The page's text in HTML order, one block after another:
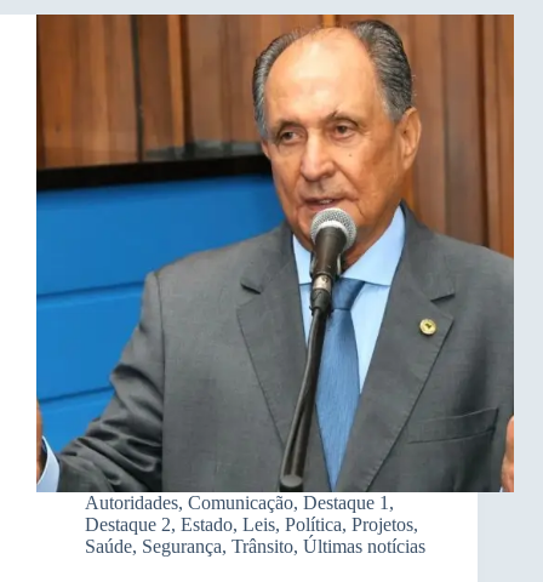
Autoridades, Comunicação, Destaque 1 ,
Destaque 2, Estado, Leis, Política, Projetos,
Saúde, Segurança, Trânsito, Últimas notícias